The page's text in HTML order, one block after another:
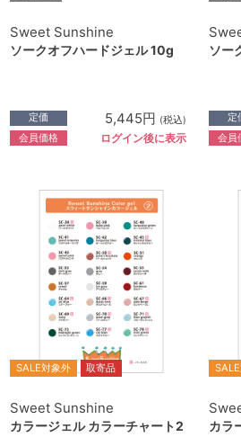
Sweet Sunshine
ソークオフハードジェル 10g
定価 5,445円 (税込)
会員価格 ログイン後に表示
ソー
定
会員
SALE対象外 取寄品
Sweet Sunshine
カラージェル カラーチャート2 カラ